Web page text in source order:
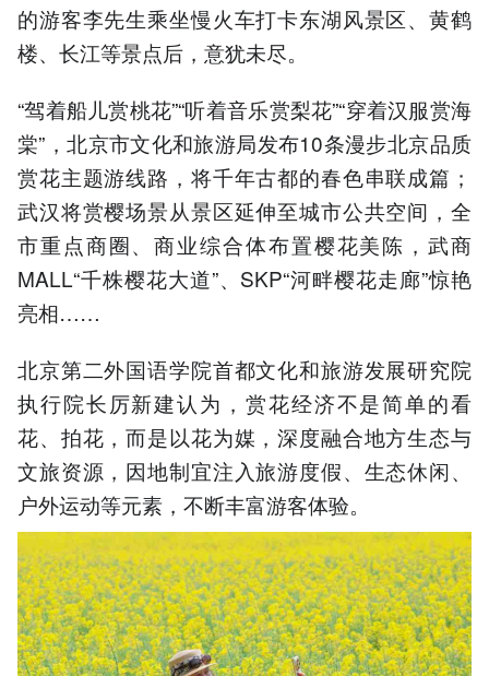
的游客李先生乘坐慢火车打卡东湖风景区、黄鹤
楼、长江等景点后，意犹未尽。
“驾着船儿赏桃花”“听着音乐赏梨花”“穿着汉服赏海
棠”，北京市文化和旅游局发布10条漫步北京品质
赏花主题游线路，将千年古都的春色串联成篇；
武汉将赏樱场景从景区延伸至城市公共空间，全
市重点商圈、商业综合体布置樱花美陈，武商
MALL“千株樱花大道”、SKP“河畔樱花走廊”惊艳
亮相……
北京第二外国语学院首都文化和旅游发展研究院
执行院长厉新建认为，赏花经济不是简单的看
花、拍花，而是以花为媒，深度融合地方生态与
文旅资源，因地制宜注入旅游度假、生态休闲、
户外运动等元素，不断丰富游客体验。